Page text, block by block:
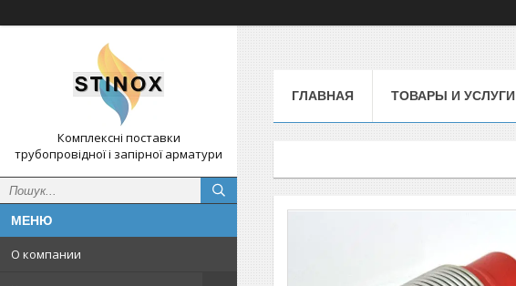
Комплексні поставки
трубопровідної і запірної арматури
О компании
ГЛАВНАЯ ТОВАРЫ И УСЛУГИ